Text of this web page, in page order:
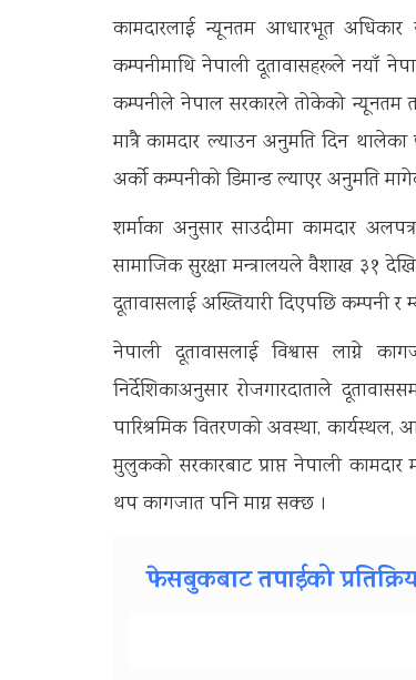
कामदारलाई न्यूनतम आधारभूत
कम्पनीमाथि नेपाली दूतावासहरूले नयाँ
कम्पनीले नेपाल सरकारले तोकेको न्यूनतम
मात्रै कामदार ल्याउन अनुमति दिन
अर्को कम्पनीको डिमान्ड ल्याएर अनुमति
शर्माका अनुसार साउदीमा कामदार
सामाजिक सुरक्षा मन्त्रालयले वैशाख ३१ देखि
दूतावासलाई अख्तियारी दिएपछि कम्पनी र
नेपाली दूतावासलाई विश्वास लाग्ने
निर्देशिकाअनुसार रोजगारदाताले
पारिश्रमिक वितरणको अवस्था, कार्यस्थल,
मुलुकको सरकारबाट प्राप्त नेपाली
थप कागजात पनि माग्न सक्छ ।
फेसबुकबाट तपाईको